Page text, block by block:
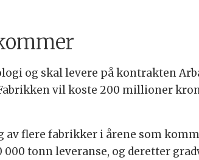
og skal levere på kontrakten
vil koste 200 millioner
flere fabrikker i årene som
tonn leveranse, og deretter